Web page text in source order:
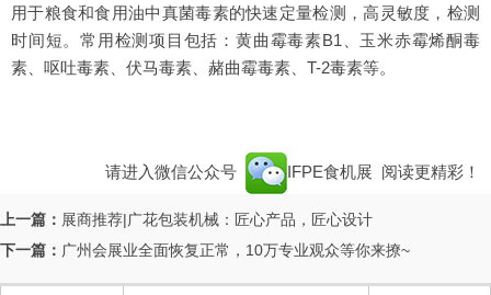
用于粮食和食用油中真菌毒素的快速定量检测，高灵敏度，检测
时间短。常用检测项目包括：黄曲霉毒素B1、玉米赤霉烯酮毒
素、呕吐毒素、伏马毒素、赭曲霉毒素、T-2毒素等。
请进入微信公众号 IFPE食机展 阅读更精彩！
上一篇： 展商推荐|广花包装机械：匠心产品，匠心设计
下一篇： 广州会展业全面恢复正常，10万专业观众等你来撩~